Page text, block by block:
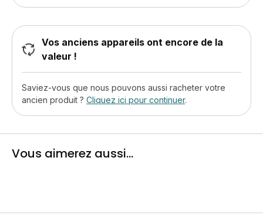
Vos anciens appareils ont encore de la
valeur !
Saviez-vous que nous pouvons aussi racheter votre
ancien produit ? Cliquez ici pour continuer.
Vous aimerez aussi...